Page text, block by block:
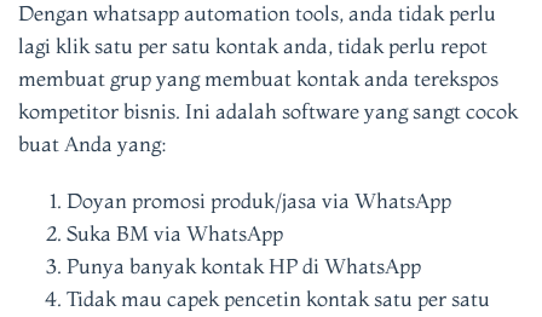
Dengan whatsapp automation tools, anda tidak perlu
lagi klik satu per satu kontak anda, tidak perlu repot
membuat grup yang membuat kontak anda terekspos
kompetitor bisnis. Ini adalah software yang sangt cocok
buat Anda yang:
Doyan promosi produk/jasa via WhatsApp
Suka BM via WhatsApp
Punya banyak kontak HP di WhatsApp
Tidak mau capek pencetin kontak satu per satu